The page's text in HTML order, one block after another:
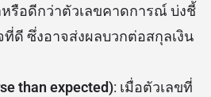
หรือดีกว่าตัวเลขคาดการณ์ บ่งชี้
ดี ซึ่งอาจส่งผลบวกต่อสกุลเงิน
than expected): เมื่อตัวเลขที่